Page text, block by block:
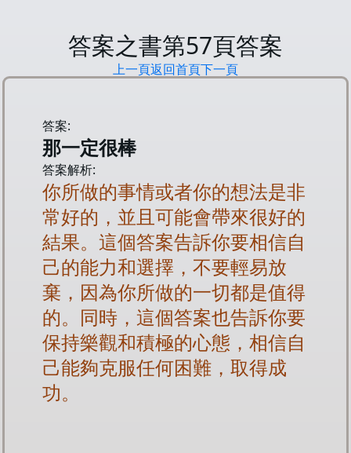
答案之書第57頁答案
上一頁返回首頁下一頁
答案:
那一定很棒
答案解析:
你所做的事情或者你的想法是非
常好的，並且可能會帶來很好的
結果。這個答案告訴你要相信自
己的能力和選擇，不要輕易放
棄，因為你所做的一切都是值得
的。同時，這個答案也告訴你要
保持樂觀和積極的心態，相信自
己能夠克服任何困難，取得成
功。